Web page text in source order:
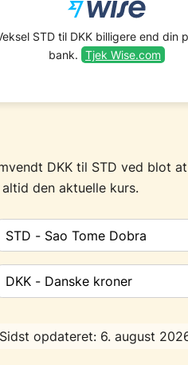
STD til DKK billigere end din
bank. Tjek Wise.com
DKK til STD ved blot
den aktuelle kurs.
Sidst opdateret: 6. august